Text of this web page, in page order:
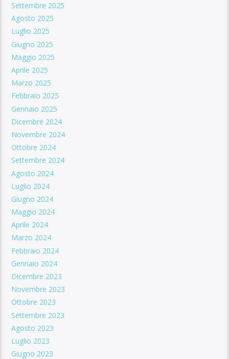
Settembre 2025
Agosto 2025
Luglio 2025
Giugno 2025
Maggio 2025
Aprile 2025
Marzo 2025
Febbraio 2025
Gennaio 2025
Dicembre 2024
Novembre 2024
Ottobre 2024
Settembre 2024
Agosto 2024
Luglio 2024
Giugno 2024
Maggio 2024
Aprile 2024
Marzo 2024
Febbraio 2024
Gennaio 2024
Dicembre 2023
Novembre 2023
Ottobre 2023
Settembre 2023
Agosto 2023
Luglio 2023
Giugno 2023